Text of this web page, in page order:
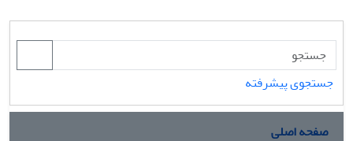
جستجوی پیشرفته
صفحه اصلی